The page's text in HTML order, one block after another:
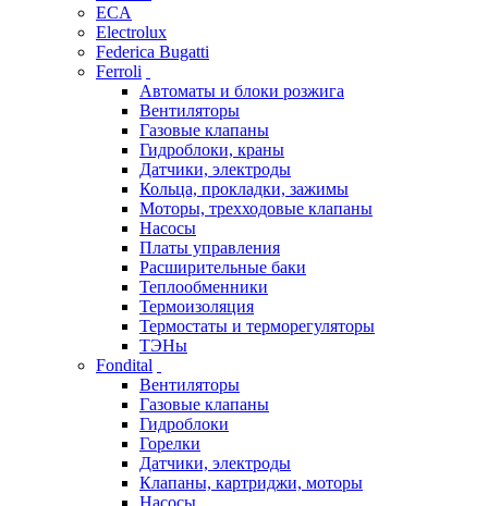
ECA
Electrolux
Federica Bugatti
Ferroli
Автоматы и блоки розжига
Вентиляторы
Газовые клапаны
Гидроблоки, краны
Датчики, электроды
Кольца, прокладки, зажимы
Моторы, трехходовые клапаны
Насосы
Платы управления
Расширительные баки
Теплообменники
Термоизоляция
Термостаты и терморегуляторы
ТЭНы
Fondital
Вентиляторы
Газовые клапаны
Гидроблоки
Горелки
Датчики, электроды
Клапаны, картриджи, моторы